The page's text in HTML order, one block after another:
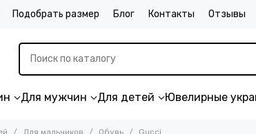
Подобрать размер Блог Контакты Отзывы
Для мужчин Для детей Ювелирные
Для мальчиков Обувь Gucci